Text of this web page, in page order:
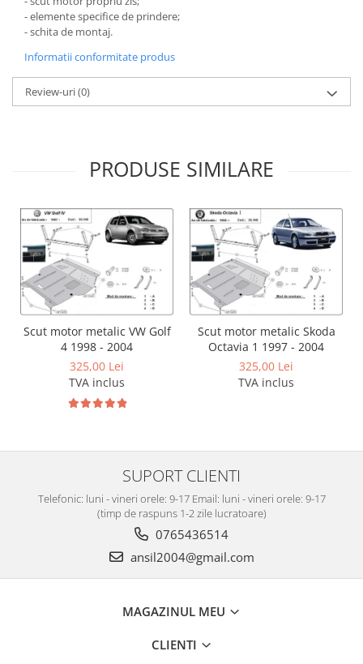
Carlige Omoda
Carlige Opel
Carlige Peugeot
Carlige Plymouth
Carlige Polestar
Carlige Renault
Carlige Skoda
Carlige SsangYong
Carlige Subaru
Carlige Suzuki
Carlige Tesla
Carlige Toyota
Carlige Volkswagen
Carlige Volvo
Carlige Xpeng
Scut motor Subaru
Scut motor Suzuki
Scut motor Tesla
Scut motor Toyota
Scut motor Volvo
Scut motor Volvo XC40
- elemente specifice de prindere;
- schita de montaj.
Informatii conformitate produs
Review-uri(0)
PRODUSE SIMILARE
Scut motor metalic VW Golf
4 1998 - 2004
325,00 Lei
TVA inclus
Scut motor metalic Skoda
Octavia 1 1997 - 2004
325,00 Lei
TVA inclus
SUPORT CLIENTI
Telefonic: luni - vineri orele: 9-17 Email: luni - vineri orele: 9-17
(timp de raspuns 1-2 zile lucratoare)
0765436514
ansil2004@gmail.com
MAGAZINUL MEU
CLIENTI